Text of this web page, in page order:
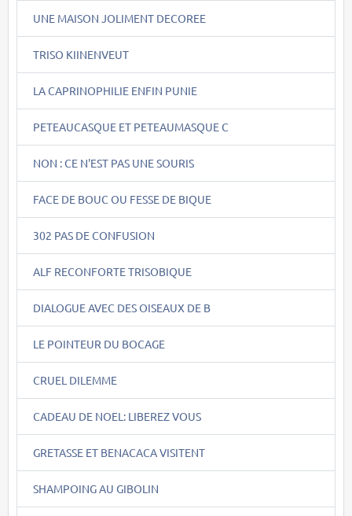
UNE MAISON JOLIMENT DECOREE
TRISO KIINENVEUT
LA CAPRINOPHILIE ENFIN PUNIE
PETEAUCASQUE ET PETEAUMASQUE C
NON : CE N'EST PAS UNE SOURIS
FACE DE BOUC OU FESSE DE BIQUE
302 PAS DE CONFUSION
ALF RECONFORTE TRISOBIQUE
DIALOGUE AVEC DES OISEAUX DE B
LE POINTEUR DU BOCAGE
CRUEL DILEMME
CADEAU DE NOEL: LIBEREZ VOUS
GRETASSE ET BENACACA VISITENT
SHAMPOING AU GIBOLIN